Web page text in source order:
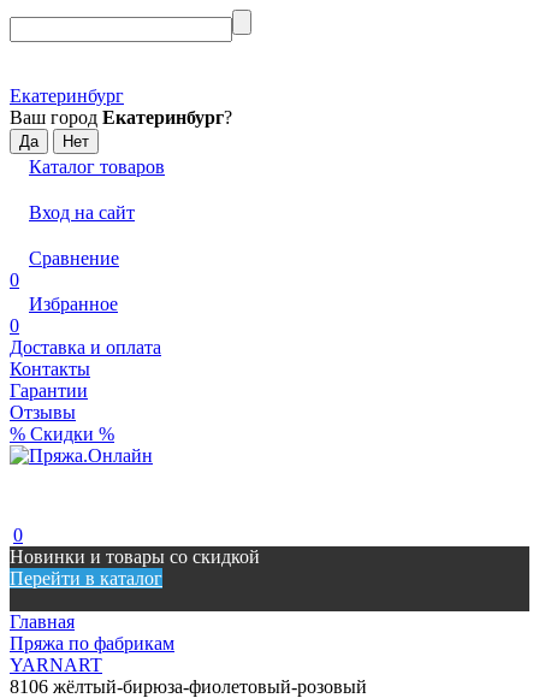
Екатеринбург
Ваш город Екатеринбург?
Каталог товаров
Вход на сайт
Сравнение
0
Избранное
0
Доставка и оплата
Контакты
Гарантии
Отзывы
% Скидки %
0
Новинки и товары со скидкой
Перейти в каталог
Главная
Пряжа по фабрикам
YARNART
8106 жёлтый-бирюза-фиолетовый-розовый